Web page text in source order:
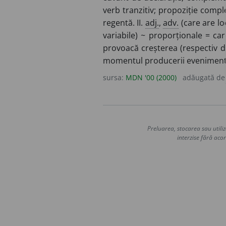
verb tranzitiv; propoziție
regentă. II. adj.,adv. (care are
variabile) ~ proporționale =
provoacă creșterea (respectiv
momentul producerii
sursa: MDN '00 (2000) adăugată de
Preluarea, stocarea sau
interzise fără